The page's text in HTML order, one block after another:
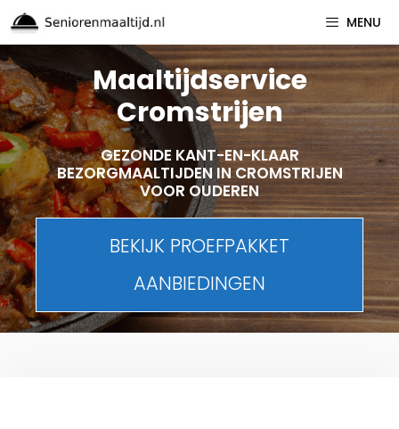
Spring
naar
inhoud
MENU
Maaltijdservice
Cromstrijen
GEZONDE KANT-EN-KLAAR
BEZORGMAALTIJDEN IN CROMSTRIJEN
VOOR OUDEREN
BEKIJK PROEFPAKKET
AANBIEDINGEN